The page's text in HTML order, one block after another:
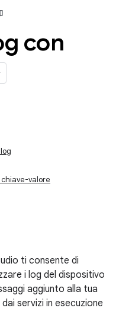
con
valore
ti consente di
i log del dispositivo
aggiunto alla tua
servizi in esecuzione